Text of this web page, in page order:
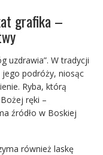
grafika –
uzdrawia”. W tradycji
podróży, niosąc
Ryba, którą
ręki –
źródło w Boskiej
również laskę